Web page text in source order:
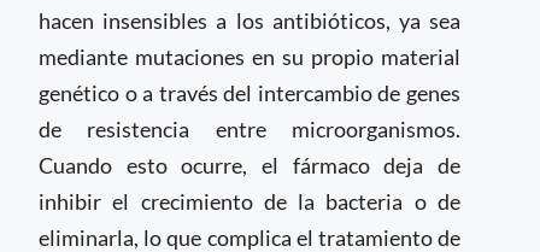
hacen insensibles a los antibióticos, ya sea
mediante mutaciones en su propio material
genético o a través del intercambio de genes
de resistencia entre microorganismos.
Cuando esto ocurre, el fármaco deja de
inhibir el crecimiento de la bacteria o de
eliminarla, lo que complica el tratamiento de